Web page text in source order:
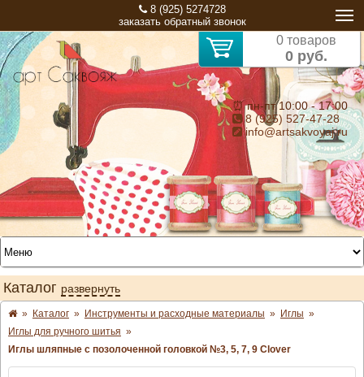
8 (925) 5274728
заказать обратный звонок
0 товаров
0 руб.
⏰ пн-пт 10:00 - 17:00
8 (925) 527-47-28
info@artsakvoyaj.ru
Каталог развернуть
» Каталог » Инструменты и расходные материалы » Иглы »
Иглы для ручного шитья »
Иглы шляпные с позолоченной головкой №3, 5, 7, 9 Clover